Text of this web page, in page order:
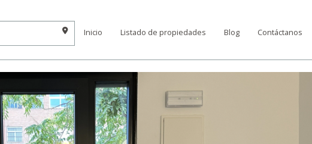
Inicio Listado de propiedades Blog Contáctanos